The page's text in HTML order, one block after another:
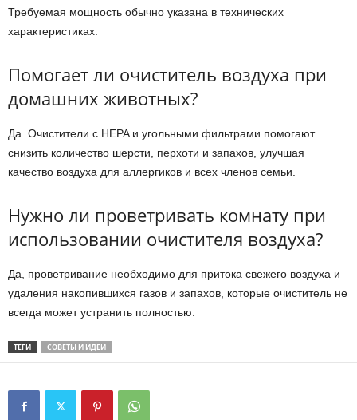
Требуемая мощность обычно указана в технических
характеристиках.
Помогает ли очиститель воздуха при
домашних животных?
Да. Очистители с HEPA и угольными фильтрами помогают
снизить количество шерсти, перхоти и запахов, улучшая
качество воздуха для аллергиков и всех членов семьи.
Нужно ли проветривать комнату при
использовании очистителя воздуха?
Да, проветривание необходимо для притока свежего воздуха и
удаления накопившихся газов и запахов, которые очиститель не
всегда может устранить полностью.
ТЕГИ СОВЕТЫ И ИДЕИ